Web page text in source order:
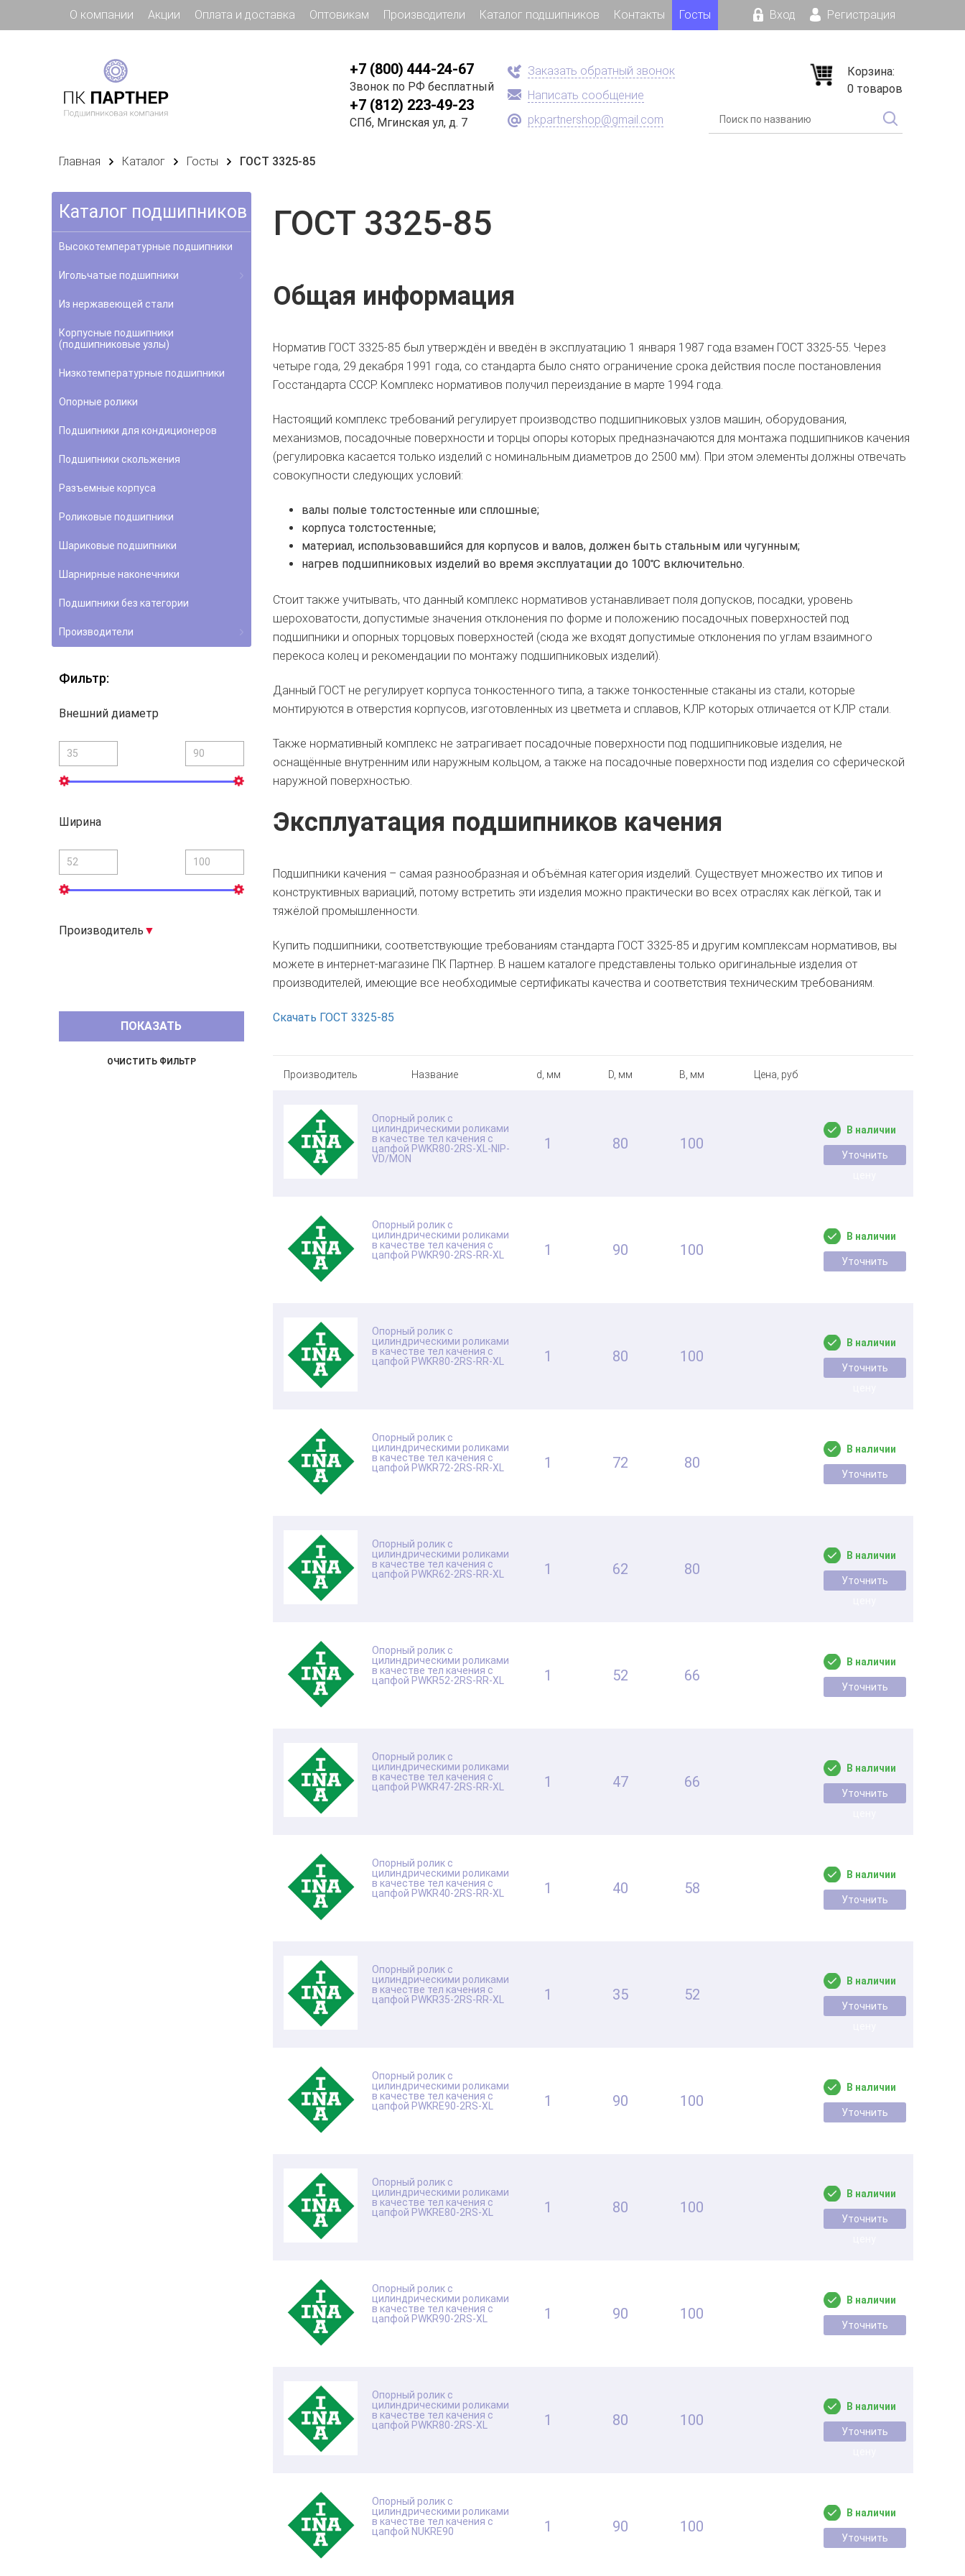
О компании Акции Оплата и доставка Оптовикам Производители Каталог подшипников Контакты Госты Вход Регистрация
+7 (800) 444-24-67
Звонок по РФ бесплатный
+7 (812) 223-49-23
СПб, Мгинская ул, д. 7
Заказать обратный звонок
Написать сообщение
pkpartnershop@gmail.com
Корзина:
0 товаров
Главная Каталог Госты ГОСТ 3325-85
Каталог подшипников
Высокотемпературные подшипники
Игольчатые подшипники
Из нержавеющей стали
Корпусные подшипники
(подшипниковые узлы)
Низкотемпературные подшипники
Опорные ролики
Подшипники для кондиционеров
Подшипники скольжения
Разъемные корпуса
Роликовые подшипники
Шариковые подшипники
Шарнирные наконечники
Подшипники без категории
Производители
Фильтр:
Внешний диаметр
Ширина
Производитель
ГОСТ 3325-85
Общая информация
Норматив ГОСТ 3325-85 был утверждён и введён в эксплуатацию 1 января 1987 года взамен ГОСТ 3325-55. Через
четыре года, 29 декабря 1991 года, со стандарта было снято ограничение срока действия после постановления
Госстандарта СССР. Комплекс нормативов получил переиздание в марте 1994 года.
Настоящий комплекс требований регулирует производство подшипниковых узлов машин, оборудования,
механизмов, посадочные поверхности и торцы опоры которых предназначаются для монтажа подшипников качения
(регулировка касается только изделий с номинальным диаметров до 2500 мм). При этом элементы должны отвечать
совокупности следующих условий:
валы полые толстостенные или сплошные;
корпуса толстостенные;
материал, использовавшийся для корпусов и валов, должен быть стальным или чугунным;
нагрев подшипниковых изделий во время эксплуатации до 100℃ включительно.
Стоит также учитывать, что данный комплекс нормативов устанавливает поля допусков, посадки, уровень
шероховатости, допустимые значения отклонения по форме и положению посадочных поверхностей под
подшипники и опорных торцовых поверхностей (сюда же входят допустимые отклонения по углам взаимного
перекоса колец и рекомендации по монтажу подшипниковых изделий).
Данный ГОСТ не регулирует корпуса тонкостенного типа, а также тонкостенные стаканы из стали, которые
монтируются в отверстия корпусов, изготовленных из цветмета и сплавов, КЛР которых отличается от КЛР стали.
Также нормативный комплекс не затрагивает посадочные поверхности под подшипниковые изделия, не
оснащённые внутренним или наружным кольцом, а также на посадочные поверхности под изделия со сферической
наружной поверхностью.
Эксплуатация подшипников качения
Подшипники качения – самая разнообразная и объёмная категория изделий. Существует множество их типов и
конструктивных вариаций, потому встретить эти изделия можно практически во всех отраслях как лёгкой, так и
тяжёлой промышленности.
Купить подшипники, соответствующие требованиям стандарта ГОСТ 3325-85 и другим комплексам нормативов, вы
можете в интернет-магазине ПК Партнер. В нашем каталоге представлены только оригинальные изделия от
производителей, имеющие все необходимые сертификаты качества и соответствия техническим требованиям.
Скачать ГОСТ 3325-85
Производитель Название d, мм D, мм B, мм Цена, руб
Опорный ролик с
цилиндрическими роликами
в качестве тел качения с
цапфой PWKR80-2RS-XL-NIP-
VD/MON
1 80 100
В наличии
Уточнить
Опорный ролик с
цилиндрическими роликами
в качестве тел качения с
цапфой PWKR90-2RS-RR-XL
1 90 100
В наличии
Уточнить
Опорный ролик с
цилиндрическими роликами
в качестве тел качения с
цапфой PWKR80-2RS-RR-XL
1 80 100
В наличии
Уточнить
Опорный ролик с
цилиндрическими роликами
в качестве тел качения с
цапфой PWKR72-2RS-RR-XL
1 72 80
В наличии
Уточнить
Опорный ролик с
цилиндрическими роликами
в качестве тел качения с
цапфой PWKR62-2RS-RR-XL
1 62 80
В наличии
Уточнить
Опорный ролик с
цилиндрическими роликами
в качестве тел качения с
цапфой PWKR52-2RS-RR-XL
1 52 66
В наличии
Уточнить
Опорный ролик с
цилиндрическими роликами
в качестве тел качения с
цапфой PWKR47-2RS-RR-XL
1 47 66
В наличии
Уточнить
Опорный ролик с
цилиндрическими роликами
в качестве тел качения с
цапфой PWKR40-2RS-RR-XL
1 40 58
В наличии
Уточнить
Опорный ролик с
цилиндрическими роликами
в качестве тел качения с
цапфой PWKR35-2RS-RR-XL
1 35 52
В наличии
Уточнить
Опорный ролик с
цилиндрическими роликами
в качестве тел качения с
цапфой PWKRE90-2RS-XL
1 90 100
В наличии
Уточнить
Опорный ролик с
цилиндрическими роликами
в качестве тел качения с
цапфой PWKRE80-2RS-XL
1 80 100
В наличии
Уточнить
Опорный ролик с
цилиндрическими роликами
в качестве тел качения с
цапфой PWKR90-2RS-XL
1 90 100
В наличии
Уточнить
Опорный ролик с
цилиндрическими роликами
в качестве тел качения с
цапфой PWKR80-2RS-XL
1 80 100
В наличии
Уточнить
Опорный ролик с
цилиндрическими роликами
в качестве тел качения с
цапфой NUKRE90
1 90 100
В наличии
Уточнить